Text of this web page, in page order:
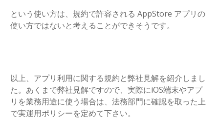
という使い方は、規約で許容される AppStore アプリの
使い方ではないと考えることができそうです。
以上、アプリ利用に関する規約と弊社見解を紹介しまし
た。あくまで弊社見解ですので、実際にiOS端末やアプ
リを業務用途に使う場合は、法務部門に確認を取った上
で実運用ポリシーを定めて下さい。